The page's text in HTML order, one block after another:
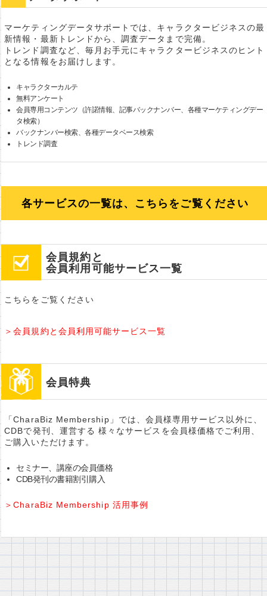
マーケティングデータサポートでは、キャラクタービジネスの最
新情報・最新トレンドから、調査データまで完備。
トレンド調査など、毎月お手元にキャラクタービジネスのヒント
となる情報をお届けします。
キャラクターカルテ
無料アンケート
会員専用コンテンツ（許諾情報、記事バックナンバー、各種マーケティングデー
タ検索）
バックナンバー検索、各種データベース検索
トレンド調査
各サービスの一覧は、こちらをご覧ください
会員規約と
会員利用可能サービス一覧
こちらをご覧ください
＞会員規約と会員利用可能サービス一覧
会員特典
「CharaBiz Membership」では、会員様専用サービス以外に、
CDBで発刊、運営する 様々なサービスを会員様価格でご利用、
ご購入いただけます。
セミナー、講座の会員価格
CDB発刊の書籍割引購入
＞CharaBiz Membership 活用事例